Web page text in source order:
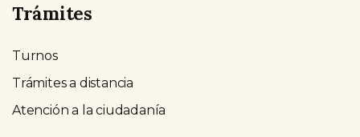
Trámites
Turnos
Trámites a distancia
Atención a la ciudadanía